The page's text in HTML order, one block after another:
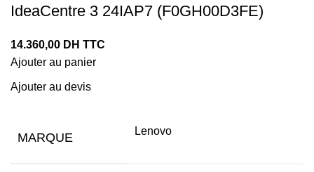
IdeaCentre 3 24IAP7 (F0GH00D3FE)
14.360,00 DH TTC
Ajouter au panier
Ajouter au devis
MARQUE Lenovo